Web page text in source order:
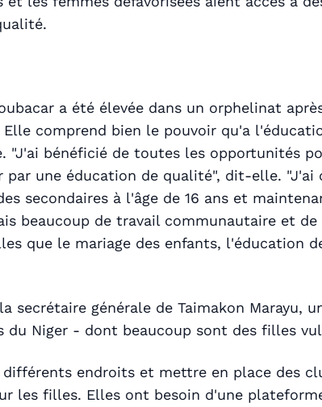
a été élevée dans un orphelinat
Elle comprend bien le pouvoir qu'a
"J'ai bénéficié de toutes les opportunités
par une éducation de qualité", dit-elle. "J'ai
secondaires à l'âge de 16 ans et
beaucoup de travail communautaire et
que le mariage des enfants, l'éducation
secrétaire générale de Taimakon Marayu,
du Niger - dont beaucoup sont des filles
différents endroits et mettre en place des
les filles. Elles ont besoin d'une